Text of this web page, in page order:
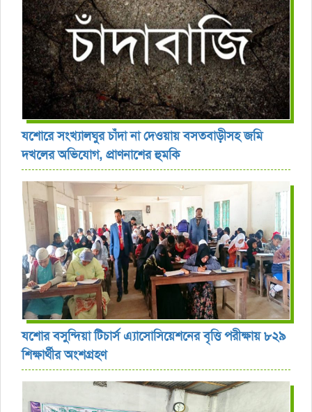
যশোরে সংখ্যালঘুর চাঁদা না দেওয়ায় বসতবাড়ীসহ জমি
দখলের অভিযোগ, প্রাণনাশের হুমকি
যশোর বসুন্দিয়া টিচার্স এ্যাসোসিয়েশনের বৃত্তি পরীক্ষায় ৮২৯
শিক্ষার্থীর অংশগ্রহণ